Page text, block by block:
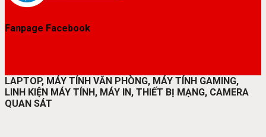
Fanpage Facebook
LAPTOP, MÁY TÍNH VĂN PHÒNG, MÁY TÍNH GAMING,
LINH KIỆN MÁY TÍNH, MÁY IN, THIẾT BỊ MẠNG, CAMERA
QUAN SÁT